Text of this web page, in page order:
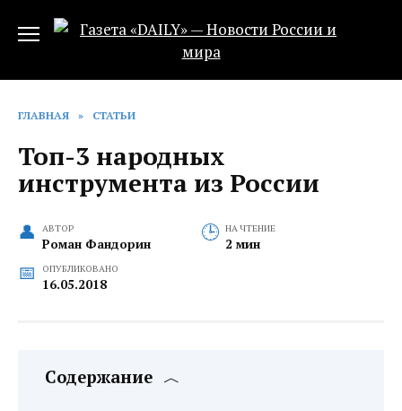
ГЛАВНАЯ » СТАТЬИ
Топ-3 народных
инструмента из России
АВТОР
Роман Фандорин
НА ЧТЕНИЕ
2 мин
ОПУБЛИКОВАНО
16.05.2018
Содержание